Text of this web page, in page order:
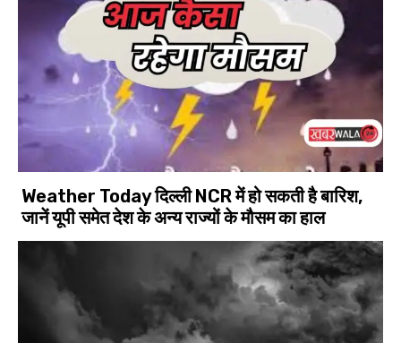
Weather Today दिल्ली NCR में हो सकती है बारिश,
जानें यूपी समेत देश के अन्य राज्यों के मौसम का हाल